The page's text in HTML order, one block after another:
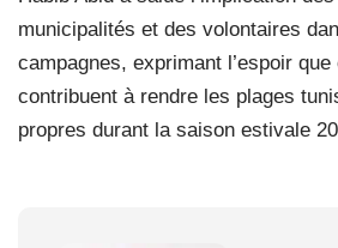
municipalités et des volontaires
campagnes, exprimant l’espoir
contribuent à rendre les plages
propres durant la saison estivale